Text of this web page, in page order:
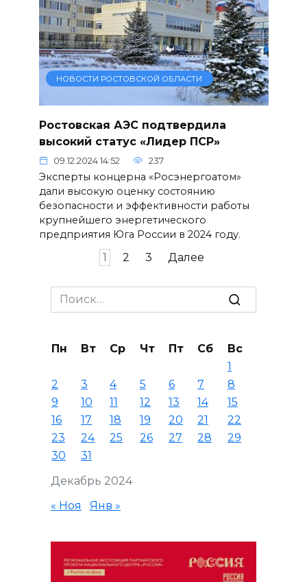
НОВОСТИ РОСТОВСКОЙ ОБЛАСТИ
Ростовская АЭС подтвердила
высокий статус «Лидер ПСР»
09.12.2024 14:52 237
Эксперты концерна «Росэнергоатом»
дали высокую оценку состоянию
безопасности и эффективности работы
крупнейшего энергетического
предприятия Юга России в 2024 году.
1 2 3 Далее
Search
for:
Декабрь 2024
Пн Вт Ср Чт Пт Сб
Вс
1
2
3 4 5 6 7
8
9
10 11 12 13 14
15
16
17 18 19 20 21
22
23
24 25 26 27 28
29
30
31
« Ноя Янв »